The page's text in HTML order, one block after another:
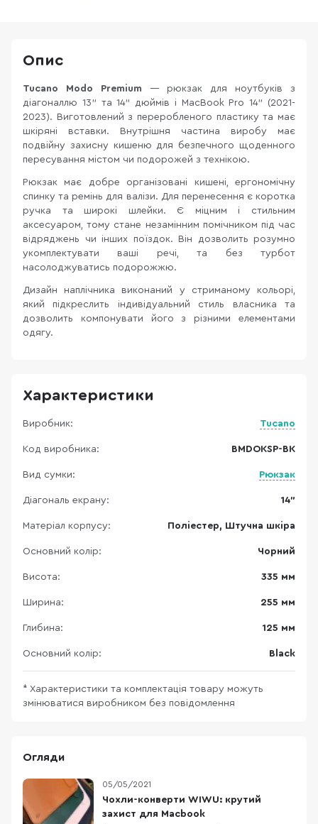
Опис
Tucano Modo Premium — рюкзак для ноутбуків з
діагоналлю 13" та 14" дюймів і MacBook Pro 14" (2021-
2023). Виготовлений з переробленого пластику та має
шкіряні вставки. Внутрішня частина виробу має
подвійну захисну кишеню для безпечного щоденного
пересування містом чи подорожей з технікою.
Рюкзак має добре організовані кишені, ергономічну
спинку та ремінь для валізи. Для перенесення є коротка
ручка та широкі шлейки. Є міцним і стильним
аксесуаром, тому стане незамінним помічником під час
відряджень чи інших поїздок. Він дозволить розумно
укомплектувати ваші речі, та без турбот
насолоджуватись подорожжю.
Дизайн наплічника виконаний у стриманому кольорі,
який підкреслить індивідуальний стиль власника та
дозволить компонувати його з різними елементами
одягу.
Характеристики
Виробник: Tucano
Код виробника: BMDOKSP-BK
Вид сумки: Рюкзак
Діагональ екрану: 14"
Матеріал корпусу: Поліестер, Штучна шкіра
Основний колір: Чорний
Висота: 335 мм
Ширина: 255 мм
Глибина: 125 мм
Основний колір: Black
* Характеристики та комплектація товару можуть
змінюватися виробником без повідомлення
Огляди
05/05/2021
Чохли-конверти WIWU: крутий
захист для Macbook